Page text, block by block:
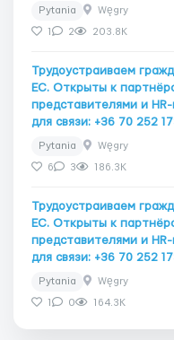
Pytania Węgry
1 2 203.8K
Трудоустраиваем
ЕС. Открыты к
представителями и
для связи: +36 70 252
Pytania Węgry
6 3 186.3K
Трудоустраиваем
ЕС. Открыты к
представителями и
для связи: +36 70 252
Pytania Węgry
1 0 164.3K